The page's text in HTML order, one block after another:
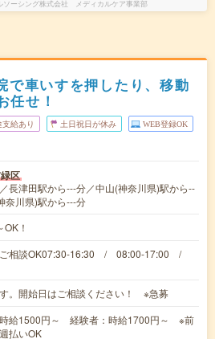
ソーシング株式会社 メディカルケア事業部
で車いすを押したり、移動
任せ！
給あり 土日祝日が休み WEB登録OK
区
長津田駅から---分／中山(神奈川県)駅から--
奈川県)駅から---分
！
ご相談OK07:30-16:30 / 08:00-17:00 /
。開始日はご相談ください！ ※急募
給1500円～ 経験者：時給1700円～ ※前
払いOK